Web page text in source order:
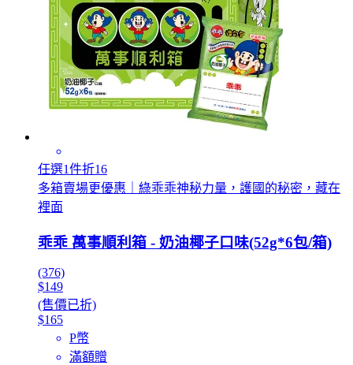
任選1件折16
多箱賣場更優惠｜綠乖乖神秘力量，護國的秘密，藏在
裡面
乖乖 萬事順利箱 - 奶油椰子口味(52g*6包/箱)
(376)
$149
(售價已折)
$165
P幣
滿額贈